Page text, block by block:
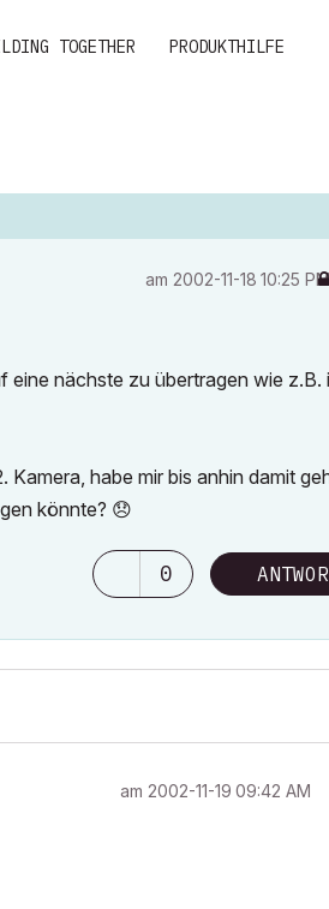
TOGETHER PRODUKTHILFE
am ‎2002-11-18 10:25 PM
nächste zu übertragen wie z.B.
habe mir bis anhin damit
könnte? 😞
0
am ‎2002-11-19 09:42 AM